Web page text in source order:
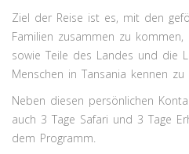
Ziel der Reise ist es, mit den
Familien zusammen zu
sowie Teile des Landes und die
Menschen in Tansania kennen zu
Neben diesen persönlichen
auch 3 Tage Safari und 3 Tage
dem Programm.